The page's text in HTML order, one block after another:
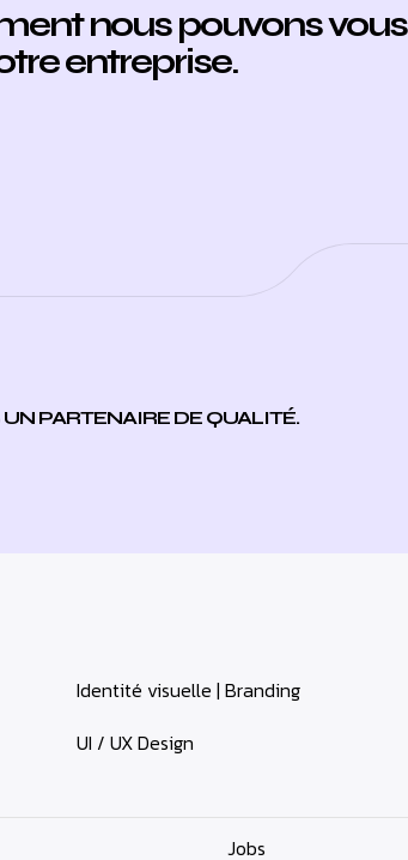
nous pouvons vous
entreprise.
PARTENAIRE DE QUALITÉ.
Identité visuelle | Branding
UI / UX Design
Jobs